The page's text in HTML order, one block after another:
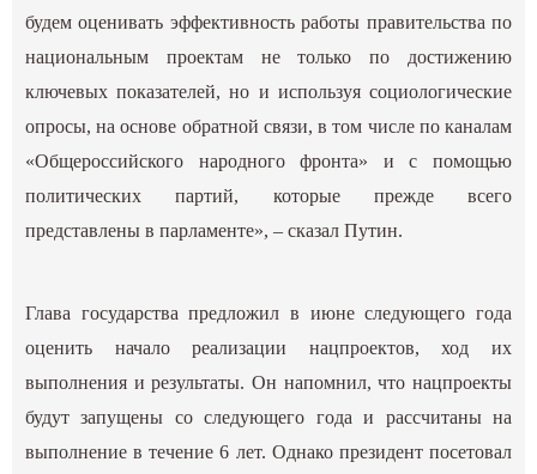
будем оценивать эффективность работы правительства по
национальным проектам не только по достижению
ключевых показателей, но и используя социологические
опросы, на основе обратной связи, в том числе по каналам
«Общероссийского народного фронта» и с помощью
политических партий, которые прежде всего
представлены в парламенте», – сказал Путин.
Глава государства предложил в июне следующего года
оценить начало реализации нацпроектов, ход их
выполнения и результаты. Он напомнил, что нацпроекты
будут запущены со следующего года и рассчитаны на
выполнение в течение 6 лет. Однако президент посетовал